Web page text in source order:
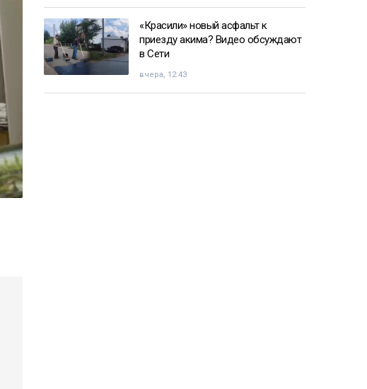
«Красили» новый асфальт к
приезду акима? Видео обсуждают
в Сети
вчера, 12:43